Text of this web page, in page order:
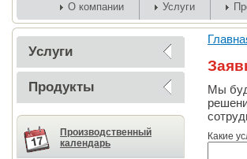
О компании Услуги
Услуги
Продукты
Производственный
календарь
Мы
Какие